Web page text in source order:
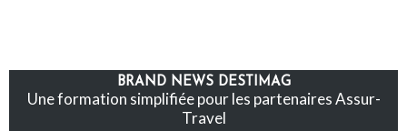
BRAND NEWS DESTIMAG
Une formation simplifiée pour les partenaires Assur-
Travel